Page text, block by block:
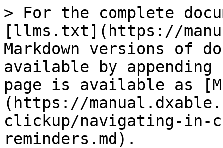
> For the complete
[llms.txt](https://
Markdown versions of
available by
page is available as
(https://
clickup/navigating-in-
reminders.md).